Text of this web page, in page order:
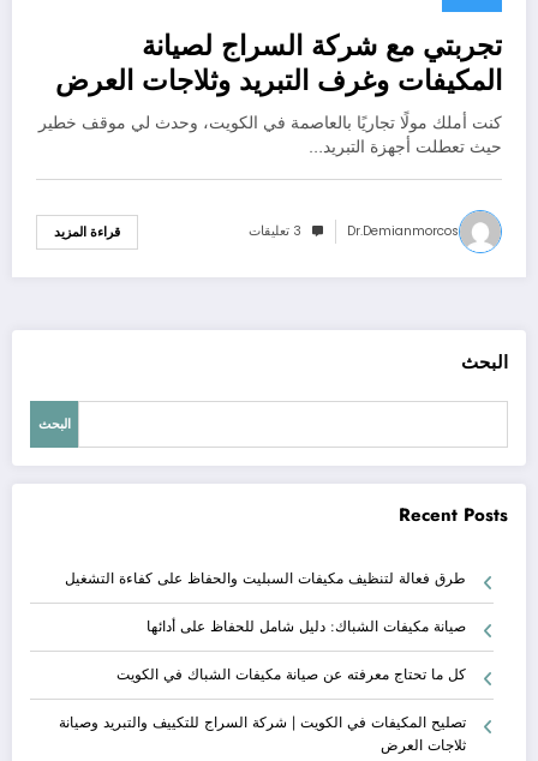
تجربتي مع شركة السراج لصيانة
المكيفات وغرف التبريد وثلاجات العرض
في مول تجاري بالعاصمة
كنت أملك مولًا تجاريًا بالعاصمة في الكويت، وحدث لي موقف خطير
حيث تعطلت أجهزة التبريد…
Dr.demianmorcos 3 تعليقات قراءة المزيد
البحث
البحث
Recent Posts
طرق فعالة لتنظيف مكيفات السبليت والحفاظ على كفاءة التشغيل
صيانة مكيفات الشباك: دليل شامل للحفاظ على أدائها
كل ما تحتاج معرفته عن صيانة مكيفات الشباك في الكويت
تصليح المكيفات في الكويت | شركة السراج للتكييف والتبريد وصيانة
ثلاجات العرض